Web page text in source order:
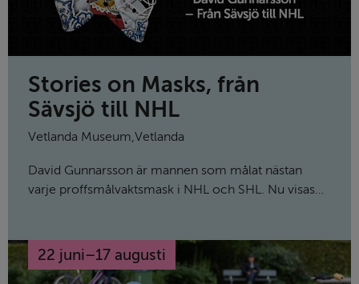
Stories on Masks, från
Sävsjö till NHL
Vetlanda Museum,Vetlanda
David Gunnarsson är mannen som målat nästan
varje proffsmålvaktsmask i NHL och SHL. Nu visas
Vetlanda Museum.
22 juni– till
17 augusti